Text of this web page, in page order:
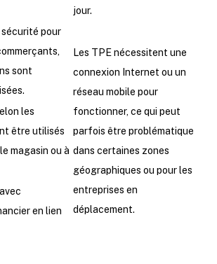
jour.
pour
sont
Les TPE nécessitent une
connexion Internet ou un
réseau mobile pour
fonctionner, ce qui peut
parfois être problématique
dans certaines zones
géographiques ou pour les
entreprises en
déplacement.
les
être utilisés
magasin ou à
en lien